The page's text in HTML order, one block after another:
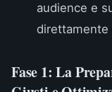
audience e
direttamente
Fase 1: La